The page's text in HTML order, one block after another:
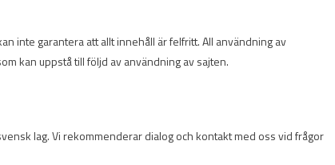
inte garantera att allt innehåll är felfritt. All användning av
kan uppstå till följd av användning av sajten.
lag. Vi rekommenderar dialog och kontakt med oss vid frågor